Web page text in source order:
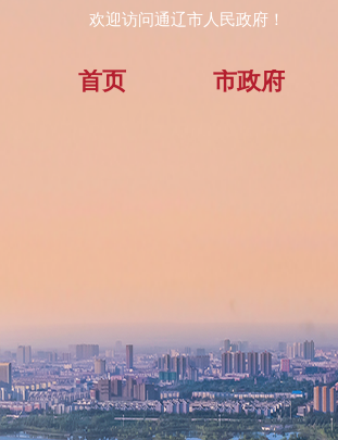
欢迎访问通辽市人民政府！
首页 市政府